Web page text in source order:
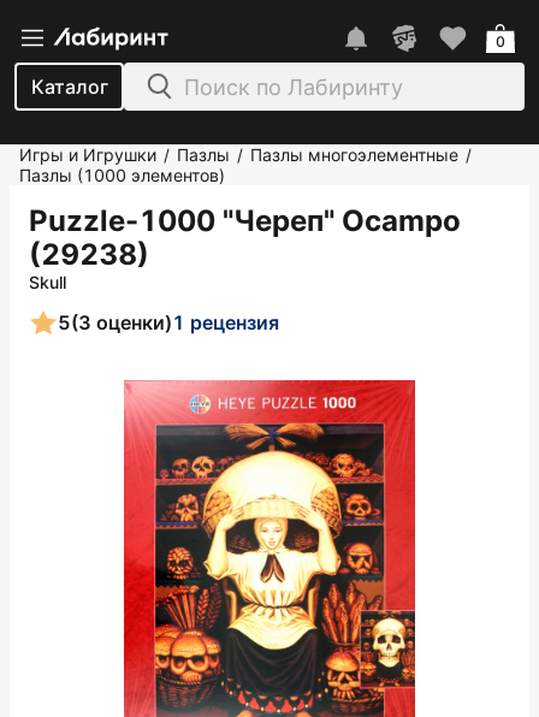
Каталог
0
Игры и Игрушки / Пазлы / Пазлы многоэлементные /
Пазлы (1000 элементов)
Puzzle-1000 "Череп" Ocampo
(29238)
Skull
5(3 оценки)1 рецензия